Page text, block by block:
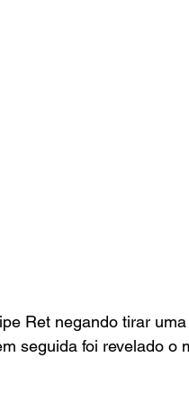
Ret negando tirar
seguida foi revelado o